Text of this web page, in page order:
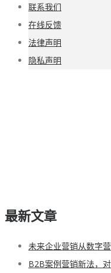
联系我们
在线反馈
法律声明
隐私声明
最新文章
未来企业营销从数字
B2B案例营销新法，